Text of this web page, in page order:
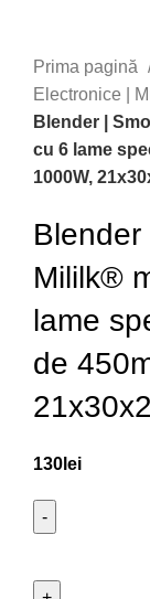
Prima pagină
Electronice |
Blender |
cu 6 lame
1000W,
Blender
Mililk®
lame
de
130 lei